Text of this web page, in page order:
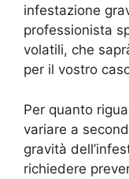
infestazione
professionista
volatili, che
per il vostro
Per quanto
variare a
gravità
richiedere